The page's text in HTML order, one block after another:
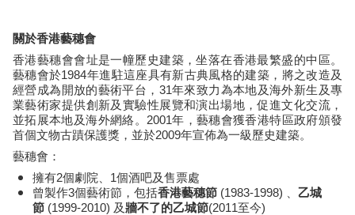
關於香港藝穗會
香港藝穗會會址是一幢歷史建築，坐落在香港最繁盛的中區。
藝穗會於1984年進駐這座具有新古典風格的建築，將之改造及
經營成為開放的藝術平台，31年來致力為本地及海外新生及專
業藝術家提供創新及實驗性展覽和演出場地，促進文化交流，
並拓展本地及海外網絡。2001年，藝穗會獲香港特區政府頒發
首個文物古蹟保護獎，並於2009年宣佈為一級歷史建築。
藝穗會：
擁有2個劇院、1個酒吧及售票處
曾製作3個藝術節，包括香港藝穗節 (1983-1998) 、 乙城
節 (1999-2010) 及牆不了的乙城節(2011至今)